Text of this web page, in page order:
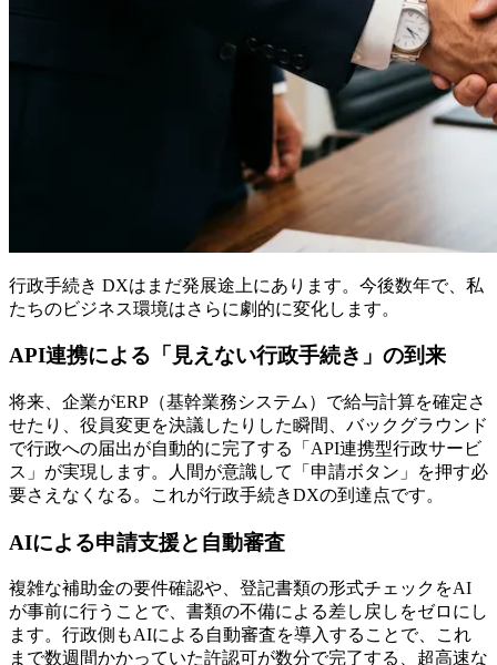
行政手続き DXはまだ発展途上にあります。今後数年で、私
たちのビジネス環境はさらに劇的に変化します。
API連携による「見えない行政手続き」の到来
将来、企業がERP（基幹業務システム）で給与計算を確定さ
せたり、役員変更を決議したりした瞬間、バックグラウンド
で行政への届出が自動的に完了する「API連携型行政サービ
ス」が実現します。人間が意識して「申請ボタン」を押す必
要さえなくなる。これが行政手続きDXの到達点です。
AIによる申請支援と自動審査
複雑な補助金の要件確認や、登記書類の形式チェックをAI
が事前に行うことで、書類の不備による差し戻しをゼロにし
ます。行政側もAIによる自動審査を導入することで、これ
まで数週間かかっていた許認可が数分で完了する、超高速な